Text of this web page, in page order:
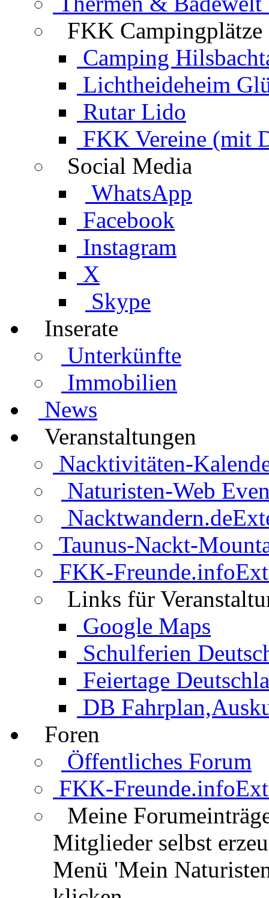
FKK Campingplätze
Camping
Lichtheideheim
Rutar Lido
FKK Vereine (mit
Social Media
WhatsApp
Facebook
Instagram
X
Skype
Inserate
Unterkünfte
Immobilien
News
Veranstaltungen
Nacktivitäten-
Naturisten-Web
Nacktwandern.de
Taunus-Nackt-
FKK-Freunde.info
Links für
Google Maps
Schulferien
Feiertage
DB
Foren
Öffentliches Forum
FKK-Freunde.info
Meine
Mitglieder selbst
Menü 'Mein